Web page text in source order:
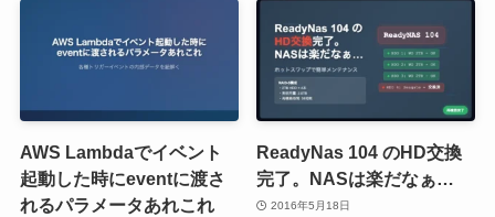
AWS Lambdaでイベント
起動した時にeventに渡さ
れるパラメータあれこれ
ReadyNas 104 のHD交換
完了。NASは楽だなぁ…
2016年5月18日